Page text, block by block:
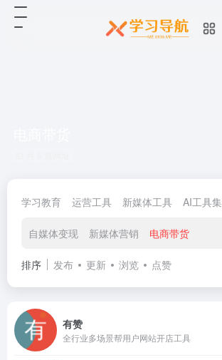
学习教育 运营工具 新媒体工具 AI工具集
自媒体变现 新媒体营销 电商带货
排序 发布 更新 浏览 点赞
有赞
全行业多场景帮用户网站开店工具